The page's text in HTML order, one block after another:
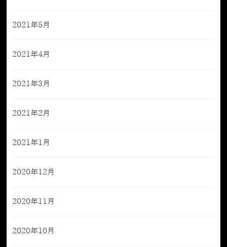
2021年5月
2021年4月
2021年3月
2021年2月
2021年1月
2020年12月
2020年11月
2020年10月